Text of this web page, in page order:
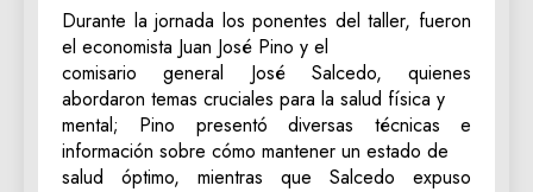
Durante la jornada los ponentes del taller, fueron
el economista Juan José Pino y el
comisario general José Salcedo, quienes
abordaron temas cruciales para la salud física y
mental; Pino presentó diversas técnicas e
información sobre cómo mantener un estado de
salud óptimo, mientras que Salcedo expuso